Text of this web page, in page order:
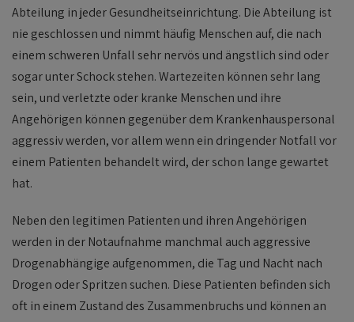
Abteilung in jeder Gesundheitseinrichtung. Die Abteilung ist
nie geschlossen und nimmt häufig Menschen auf, die nach
einem schweren Unfall sehr nervös und ängstlich sind oder
sogar unter Schock stehen. Wartezeiten können sehr lang
sein, und verletzte oder kranke Menschen und ihre
Angehörigen können gegenüber dem Krankenhauspersonal
aggressiv werden, vor allem wenn ein dringender Notfall vor
einem Patienten behandelt wird, der schon lange gewartet
hat.
Neben den legitimen Patienten und ihren Angehörigen
werden in der Notaufnahme manchmal auch aggressive
Drogenabhängige aufgenommen, die Tag und Nacht nach
Drogen oder Spritzen suchen. Diese Patienten befinden sich
oft in einem Zustand des Zusammenbruchs und können an